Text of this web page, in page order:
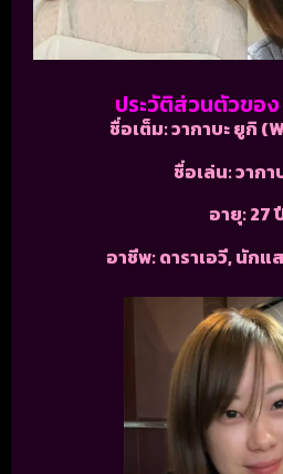
ประวัติส่วนตัวของ
ชื่อเต็ม: วากาบะ ยูกิ
ชื่อเล่น: วากา
อายุ: 27
อาชีพ: ดาราเอวี, นัก